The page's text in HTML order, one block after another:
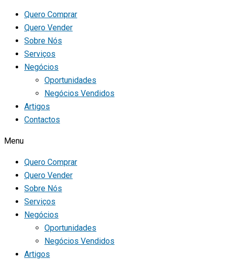
Quero Comprar
Quero Vender
Sobre Nós
Serviços
Negócios
Oportunidades
Negócios Vendidos
Artigos
Contactos
Menu
Quero Comprar
Quero Vender
Sobre Nós
Serviços
Negócios
Oportunidades
Negócios Vendidos
Artigos